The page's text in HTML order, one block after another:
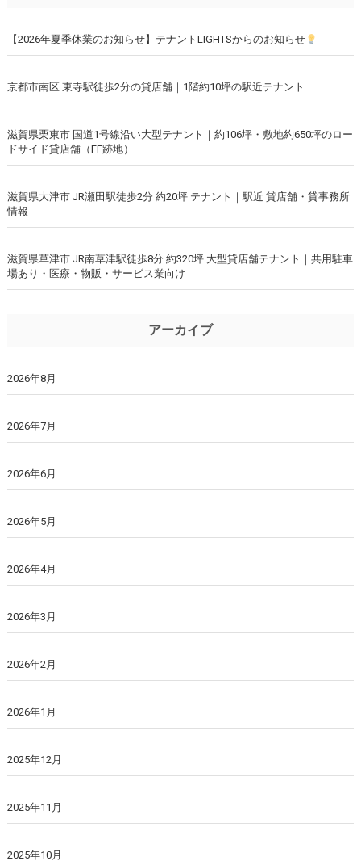
【2026年夏季休業のお知らせ】テナントLIGHTSからのお知らせ
京都市南区 東寺駅徒歩2分の貸店舗｜1階約10坪の駅近テナント
滋賀県栗東市 国道1号線沿い大型テナント｜約106坪・敷地約650坪のロー
ドサイド貸店舗（FF跡地）
滋賀県大津市 JR瀬田駅徒歩2分 約20坪 テナント｜駅近 貸店舗・貸事務所
情報
滋賀県草津市 JR南草津駅徒歩8分 約320坪 大型貸店舗テナント｜共用駐車
場あり・医療・物販・サービス業向け
アーカイブ
2026年8月
2026年7月
2026年6月
2026年5月
2026年4月
2026年3月
2026年2月
2026年1月
2025年12月
2025年11月
2025年10月